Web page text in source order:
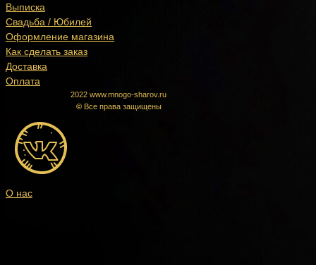
Удобная
оплата
Выписка
Свадьба / Юбилей
Оформление магазина
Как сделать заказ
Доставка
Оплата
2022 www.mnogo-sharov.ru
© Все права защищены
О нас